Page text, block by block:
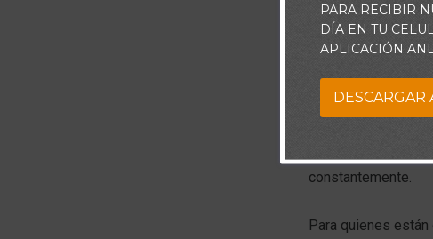
Piensa:
Nuestro concepto
lejano e
constantemente.
Para quienes
PARA RECIBIR
DÍA EN TU
APLICACIÓN
DESCARGAR